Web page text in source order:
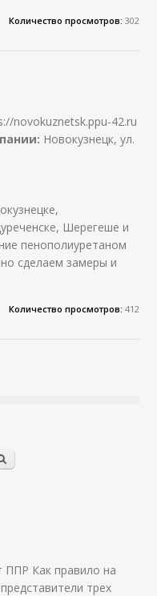
Количество просмотров: 302
novokuznetsk.ppu-42.ru
Новокузнецк, ул.
Шерегеше и
пенополиуретаном
сделаем замеры и
Количество просмотров: 412
ППР Как правило на
трех